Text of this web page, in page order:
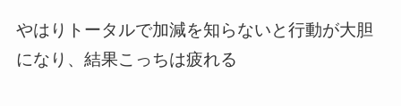
やはりトータルで加減を知らないと行動が大胆
になり、結果こっちは疲れる